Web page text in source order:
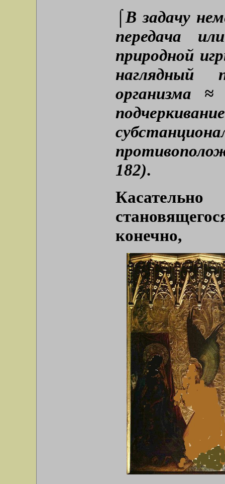
⌠В задачу
передача
природной
наглядный
организма ≈
182).
конечно,